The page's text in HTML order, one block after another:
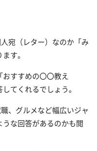
宛（レター）なのか「み
す。
すすめの〇〇教え
てくれるでしょう。
、グルメなど幅広いジャ
な回答があるのかも閲